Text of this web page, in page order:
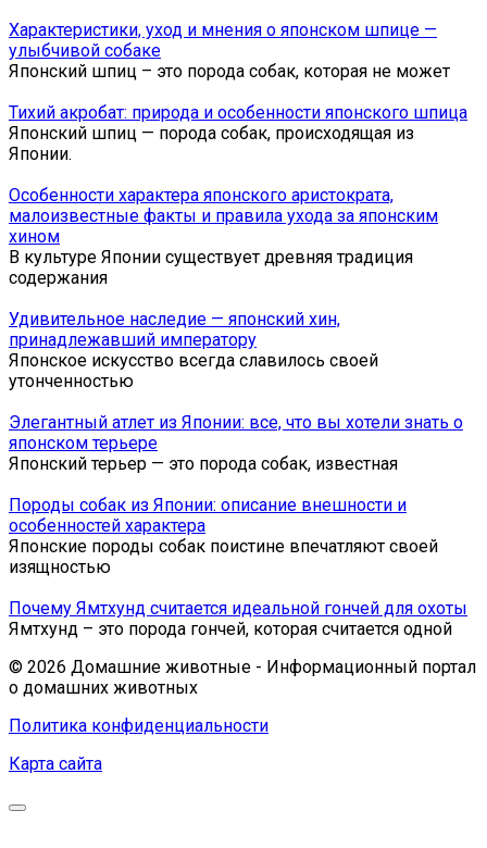
Характеристики, уход и мнения о японском шпице —
улыбчивой собаке
Японский шпиц – это порода собак, которая не может
Тихий акробат: природа и особенности японского шпица
Японский шпиц — порода собак, происходящая из
Японии.
Особенности характера японского аристократа,
малоизвестные факты и правила ухода за японским
хином
В культуре Японии существует древняя традиция
содержания
Удивительное наследие — японский хин,
принадлежавший императору
Японское искусство всегда славилось своей
утонченностью
Элегантный атлет из Японии: все, что вы хотели знать о
японском терьере
Японский терьер — это порода собак, известная
Породы собак из Японии: описание внешности и
особенностей характера
Японские породы собак поистине впечатляют своей
изящностью
Почему Ямтхунд считается идеальной гончей для охоты
Ямтхунд – это порода гончей, которая считается одной
© 2026 Домашние животные - Информационный портал
о домашних животных
Политика конфиденциальности
Карта сайта